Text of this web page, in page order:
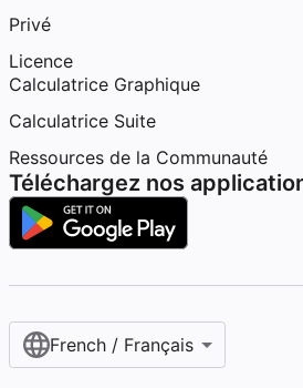
Privé
Licence
Calculatrice Graphique
Calculatrice Suite
Ressources de la Communauté
Téléchargez nos
French / Français‎